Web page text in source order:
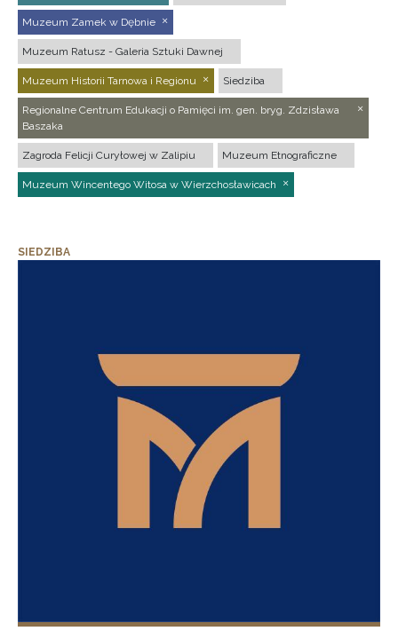
Muzeum Zamek w Dębnie
Muzeum Ratusz - Galeria Sztuki Dawnej
Muzeum Historii Tarnowa i Regionu Siedziba
Regionalne Centrum Edukacji o Pamięci im. gen. bryg. Zdzisława
Baszaka
Zagroda Felicji Curyłowej w Zalipiu Muzeum Etnograficzne
Muzeum Wincentego Witosa w Wierzchosławicach
SIEDZIBA